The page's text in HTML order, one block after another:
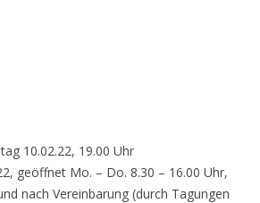
10.02.22, 19.00 Uhr
geöffnet Mo. – Do. 8.30 – 16.00 Uhr,
nach Vereinbarung (durch Tagungen